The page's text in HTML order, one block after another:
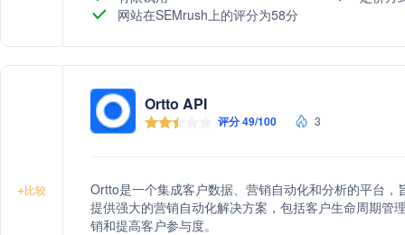
网站在SEMrush上的评分为58分
+比较
Ortto API
评分 49/100 3
Ortto是一个集成客户数据、营销自动化和分析的平台
提供强大的营销自动化解决方案，包括客户生命周期管
销和提高客户参与度。